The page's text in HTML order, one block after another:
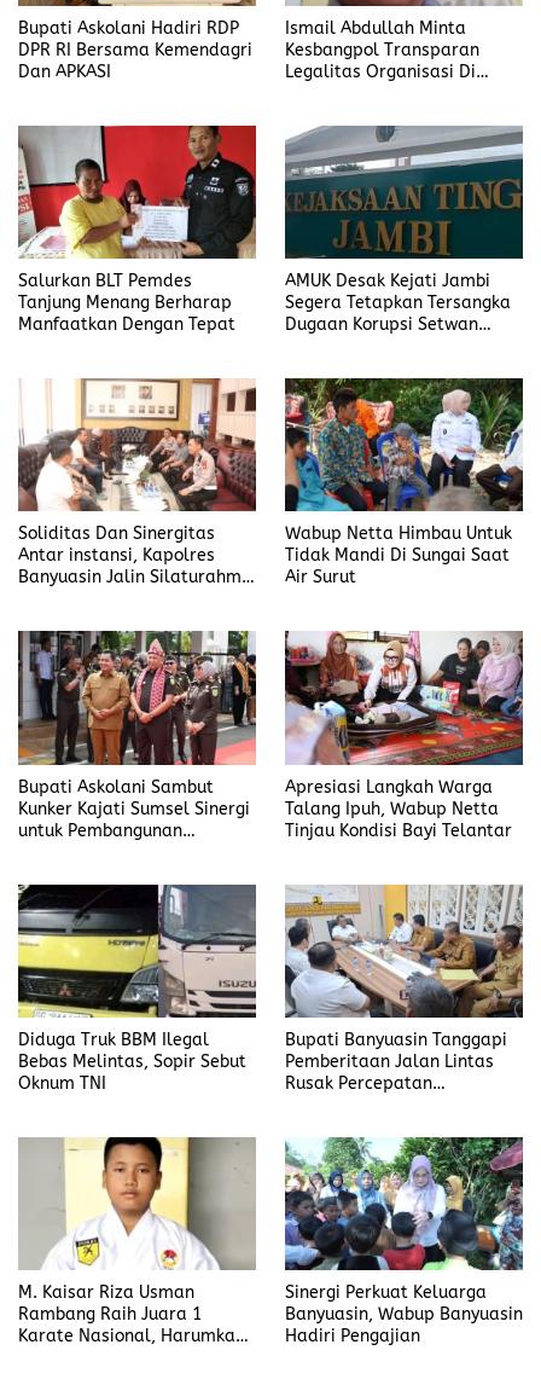
Bupati Askolani Hadiri RDP
DPR RI Bersama Kemendagri
Dan APKASI
Ismail Abdullah Minta
Kesbangpol Transparan
Legalitas Organisasi Di
Salurkan BLT Pemdes
Tanjung Menang Berharap
Manfaatkan Dengan Tepat
AMUK Desak Kejati Jambi
Segera Tetapkan Tersangka
Dugaan Korupsi Setwan
Soliditas Dan Sinergitas
Antar instansi, Kapolres
Banyuasin Jalin Silaturahmi
Wabup Netta Himbau Untuk
Tidak Mandi Di Sungai Saat
Air Surut
Bupati Askolani Sambut
Kunker Kajati Sumsel Sinergi
untuk Pembangunan
Apresiasi Langkah Warga
Talang Ipuh, Wabup Netta
Tinjau Kondisi Bayi Telantar
Diduga Truk BBM Ilegal
Bebas Melintas, Sopir Sebut
Oknum TNI
Bupati Banyuasin Tanggapi
Pemberitaan Jalan Lintas
Rusak Percepatan
M. Kaisar Riza Usman
Rambang Raih Juara 1
Karate Nasional, Harumkan
Sinergi Perkuat Keluarga
Banyuasin, Wabup Banyuasin
Hadiri Pengajian